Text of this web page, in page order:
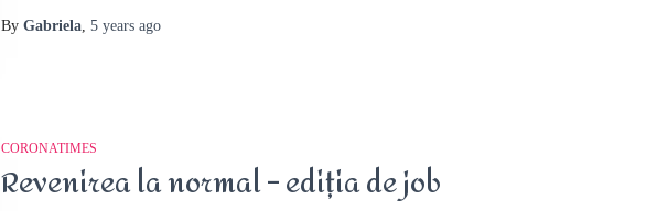
By Gabriela, 5 years ago
CORONATIMES
Revenirea la normal – ediția de job